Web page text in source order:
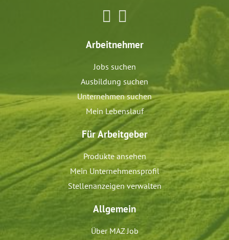
Arbeitnehmer
Jobs suchen
Ausbildung suchen
Unternehmen suchen
Mein Lebenslauf
Für Arbeitgeber
Produkte ansehen
Mein Unternehmensprofil
Stellenanzeigen verwalten
Allgemein
Über MAZ Job